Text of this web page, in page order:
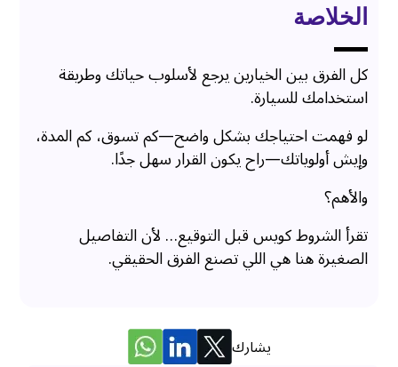
الخلاصة
كل الفرق بين الخيارين يرجع لأسلوب حياتك وطريقة
استخدامك للسيارة.
لو فهمت احتياجك بشكل واضح—كم تسوق، كم المدة،
وإيش أولوياتك—راح يكون القرار سهل جدًا.
والأهم؟
تقرأ الشروط كويس قبل التوقيع… لأن التفاصيل
الصغيرة هنا هي اللي تصنع الفرق الحقيقي.
يشارك